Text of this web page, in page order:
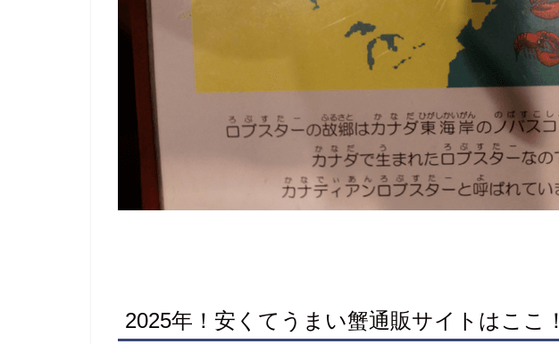
2025年！安くてうまい蟹通販サイトはここ！